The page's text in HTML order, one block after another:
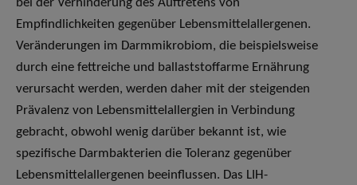
bei der Verhinderung des Auftretens von
Empfindlichkeiten gegenüber Lebensmittelallergenen.
Veränderungen im Darmmikrobiom, die beispielsweise
durch eine fettreiche und ballaststoffarme Ernährung
verursacht werden, werden daher mit der steigenden
Prävalenz von Lebensmittelallergien in Verbindung
gebracht, obwohl wenig darüber bekannt ist, wie
spezifische Darmbakterien die Toleranz gegenüber
Lebensmittelallergenen beeinflussen. Das LIH-